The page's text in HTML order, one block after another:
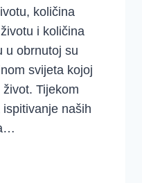
količina
i količina
u obrnutoj su
svijeta kojoj
Tijekom
naših